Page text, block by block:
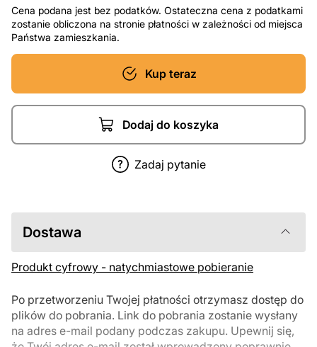
Cena podana jest bez podatków. Ostateczna cena z podatkami
zostanie obliczona na stronie płatności w zależności od miejsca
Państwa zamieszkania.
Kup teraz
Dodaj do koszyka
Zadaj pytanie
Dostawa
Produkt cyfrowy - natychmiastowe pobieranie
Po przetworzeniu Twojej płatności otrzymasz dostęp do
plików do pobrania. Link do pobrania zostanie wysłany
na adres e-mail podany podczas zakupu. Upewnij się,